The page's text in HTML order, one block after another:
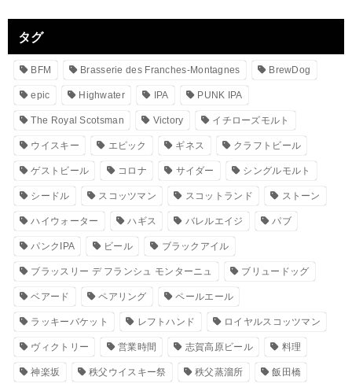
タグ
BFM Brasserie des Franches-Montagnes BrewDog
epic Highwater IPA PUNK IPA
The Royal Scotsman Victory イチローズモルト
ウイスキー エピック ギネス クラフトビール
ゲストビール コロナ サイダー シングルモルト
シードル スコッツマン スコットランド ストーン
ハイウォーター ハギス バレルエイジ パブ
パンクIPA ビール ブラックアイル
ブラッスリー デ フランシュ モンターニュ ブリュードッグ
ベアード ペアリング ペールエール
ラッキーバケット レフトハンド ロイヤルスコッツマン
ヴィクトリー 営業時間 志賀高原ビール 料理
神楽坂 秩父ウイスキー祭 秩父蒸溜所 飯田橋